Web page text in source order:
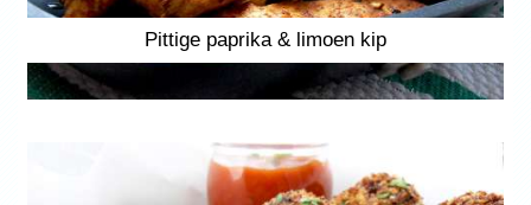
Pittige paprika & limoen kip